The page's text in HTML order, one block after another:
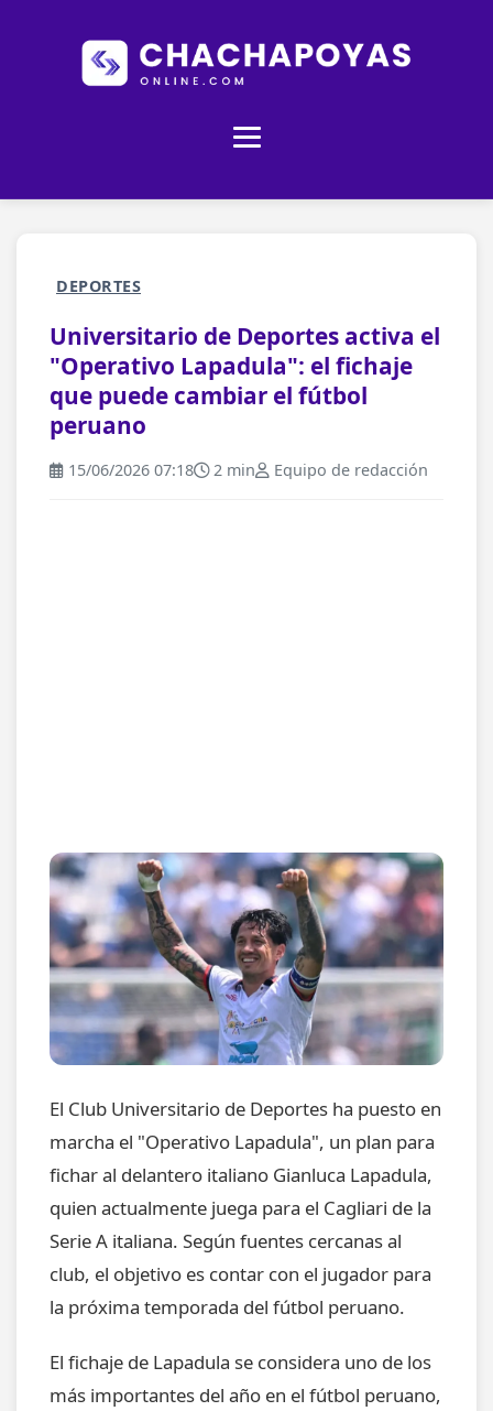
DEPORTES
Universitario de Deportes activa el
"Operativo Lapadula": el fichaje
que puede cambiar el fútbol
peruano
15/06/2026 07:18 2 min Equipo de redacción
El Club Universitario de Deportes ha puesto en
marcha el "Operativo Lapadula", un plan para
fichar al delantero italiano Gianluca Lapadula,
quien actualmente juega para el Cagliari de la
Serie A italiana. Según fuentes cercanas al
club, el objetivo es contar con el jugador para
la próxima temporada del fútbol peruano.
El fichaje de Lapadula se considera uno de los
más importantes del año en el fútbol peruano,